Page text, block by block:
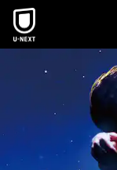
本文へスキップ